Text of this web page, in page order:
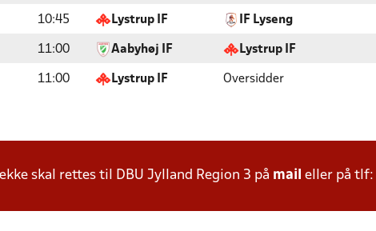
10:45 Lystrup IF IF Lyseng
11:00 Aabyhøj IF Lystrup IF
11:00 Lystrup IF Oversidder
skal rettes til DBU Jylland Region 3 på mail eller på tlf: